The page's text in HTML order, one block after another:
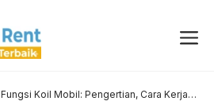
Fungsi Koil Mobil: Pengertian, Cara Kerja,